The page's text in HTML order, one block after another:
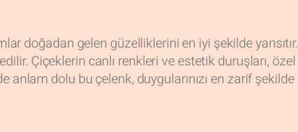
doğadan gelen güzelliklerini en iyi şekilde yansıtır.
Çiçeklerin canlı renkleri ve estetik duruşları, özel
anlam dolu bu çelenk, duygularınızı en zarif şekilde